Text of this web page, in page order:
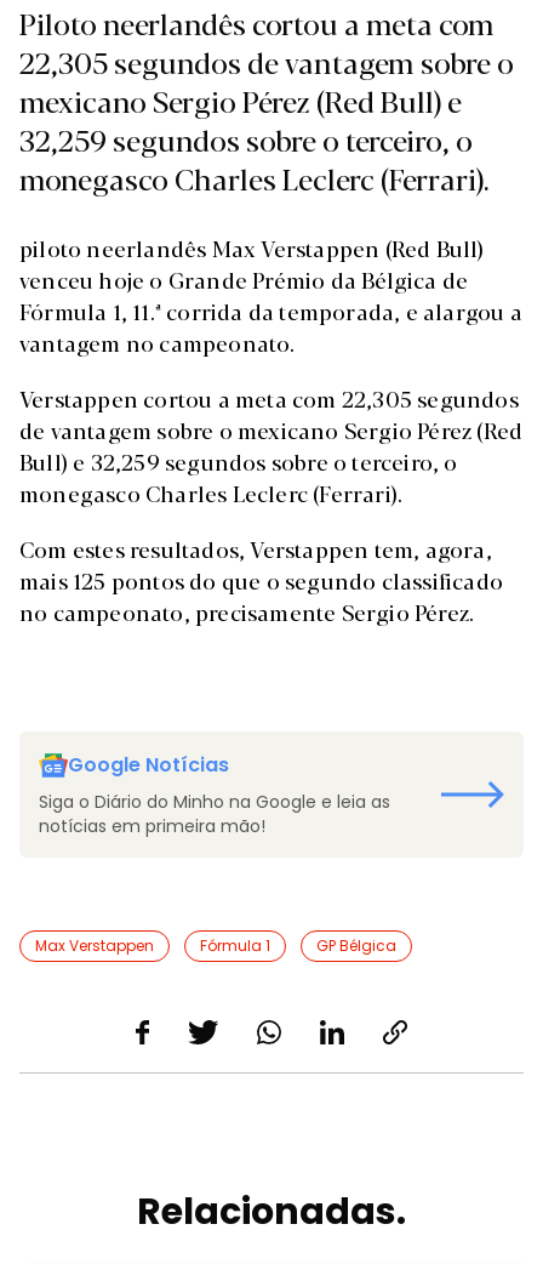
Piloto neerlandês cortou a meta com
22,305 segundos de vantagem sobre o
mexicano Sergio Pérez (Red Bull) e
32,259 segundos sobre o terceiro, o
monegasco Charles Leclerc (Ferrari).
piloto neerlandês Max Verstappen (Red Bull)
venceu hoje o Grande Prémio da Bélgica de
Fórmula 1, 11.ª corrida da temporada, e alargou a
vantagem no campeonato.
Verstappen cortou a meta com 22,305 segundos
de vantagem sobre o mexicano Sergio Pérez (Red
Bull) e 32,259 segundos sobre o terceiro, o
monegasco Charles Leclerc (Ferrari).
Com estes resultados, Verstappen tem, agora,
mais 125 pontos do que o segundo classificado
no campeonato, precisamente Sergio Pérez.
Google Notícias
Siga o Diário do Minho na Google e leia as
notícias em primeira mão!
Max Verstappen Fórmula 1 GP Bélgica
Relacionadas.